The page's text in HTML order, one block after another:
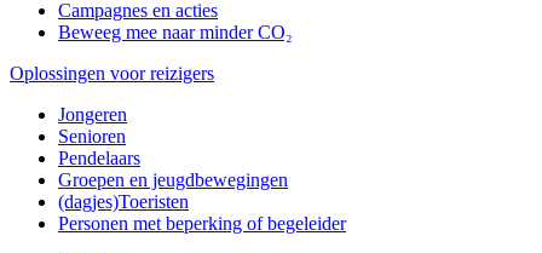
Campagnes en acties
Beweeg mee naar minder CO₂
Oplossingen voor reizigers
Jongeren
Senioren
Pendelaars
Groepen en jeugdbewegingen
(dagjes)Toeristen
Personen met beperking of begeleider